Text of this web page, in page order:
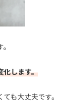
化します。
も大丈夫です。